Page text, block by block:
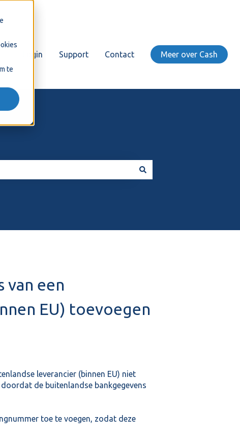
te
Login Support Contact Meer over Cash
van een
EU) toevoegen
leverancier (binnen EU) niet
de buitenlandse bankgegevens
toe te voegen, zodat deze